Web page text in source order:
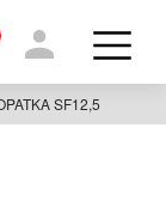
SF12,5